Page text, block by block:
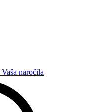
Vaša naročila